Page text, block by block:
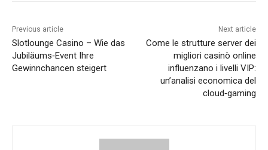
Previous article
Slotlounge Casino – Wie das
Jubiläums‑Event Ihre
Gewinnchancen steigert
Next article
Come le strutture server dei
migliori casinò online
influenzano i livelli VIP:
un’analisi economica del
cloud‑gaming